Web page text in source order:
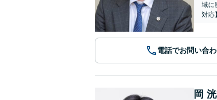
域に
対応
電話でお問い合
岡